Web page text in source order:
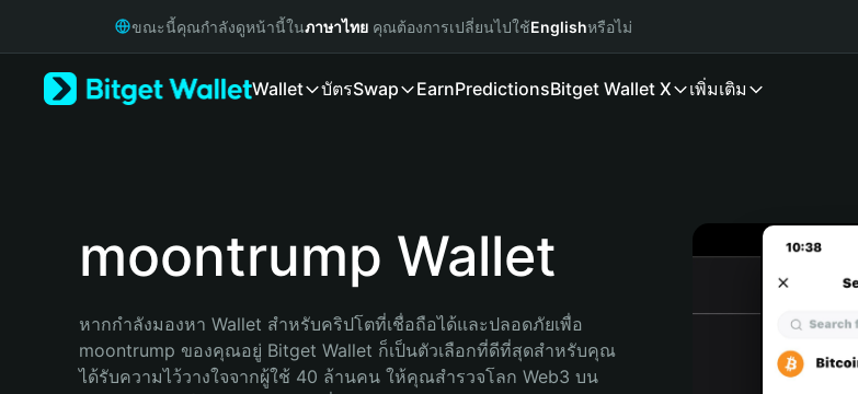
Русский
Bahasa Indonesia
ขณะนี้คุณกำลังดูหน้านี้ในภาษาไทย คุณต้องการเปลี่ยนไปใช้Englishหรือไม่
Wallet บัตรSwap EarnPredictionsBitget Wallet X เพิ่มเติม
moontrump Wallet
หากกำลังมองหา Wallet สำหรับคริปโตที่เชื่อถือได้และปลอดภัยเพื่อ
moontrump ของคุณอยู่ Bitget Wallet ก็เป็นตัวเลือกที่ดีที่สุดสำหรับคุณ
ได้รับความไว้วางใจจากผู้ใช้ 40 ล้านคน ให้คุณสำรวจโลก Web3 บน